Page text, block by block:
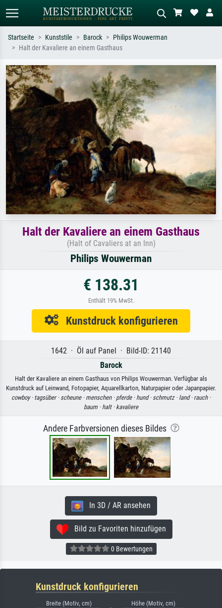
Suchen Sie nach Künstlern, Werktiteln
oder Stilen – z.B. Monet,
Sternennacht, Impressionismus, Welle
Hokusai, Akt.
Beschreiben Sie die Szene – z.B. Grüne
Wiese, Abstrakt mit viel Rot, Dunkles
Ölgemälde, Stehender Akt neben einem
Baum.
Startseite Kunststile Barock
Philips Wouwerman
Halt der Kavaliere an einem Gasthaus
Halt der Kavaliere an einem Gasthaus
(Halt of Cavaliers at an Inn)
Philips Wouwerman
€ 138.31
Enthält 19% MwSt.
Kunstdruck konfigurieren
1642 · Öl auf Panel · Bild-ID: 21140
Barock
Halt der Kavaliere an einem Gasthaus von Philips Wouwerman. Verfügbar als
Kunstdruck auf Leinwand, Fotopapier, Aquarellkarton, Naturpapier oder Japanpapier.
cowboy · tagsüber · scheune · menschen · pferde · hund · schmutz · land · rauch ·
baum · halt · kavaliere
Andere Farbversionen dieses Bildes
In 3D / AR ansehen
Bild zu Favoriten hinzufügen
0 Bewertungen
Kunstdruck konfigurieren
Breite (Motiv, cm) Höhe (Motiv, cm)